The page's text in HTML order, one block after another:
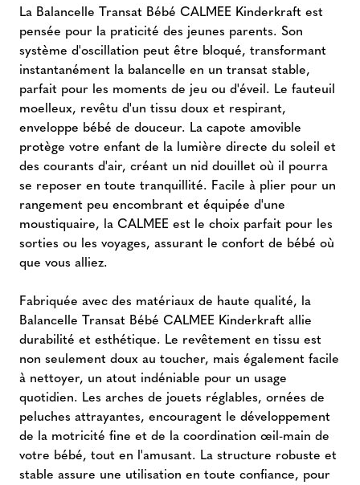
La Balancelle Transat Bébé CALMEE Kinderkraft est
pensée pour la praticité des jeunes parents. Son
système d'oscillation peut être bloqué, transformant
instantanément la balancelle en un transat stable,
parfait pour les moments de jeu ou d'éveil. Le fauteuil
moelleux, revêtu d'un tissu doux et respirant,
enveloppe bébé de douceur. La capote amovible
protège votre enfant de la lumière directe du soleil et
des courants d'air, créant un nid douillet où il pourra
se reposer en toute tranquillité. Facile à plier pour un
rangement peu encombrant et équipée d'une
moustiquaire, la CALMEE est le choix parfait pour les
sorties ou les voyages, assurant le confort de bébé où
que vous alliez.
Fabriquée avec des matériaux de haute qualité, la
Balancelle Transat Bébé CALMEE Kinderkraft allie
durabilité et esthétique. Le revêtement en tissu est
non seulement doux au toucher, mais également facile
à nettoyer, un atout indéniable pour un usage
quotidien. Les arches de jouets réglables, ornées de
peluches attrayantes, encouragent le développement
de la motricité fine et de la coordination œil-main de
votre bébé, tout en l'amusant. La structure robuste et
stable assure une utilisation en toute confiance, pour